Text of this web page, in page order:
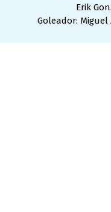
Erik
Goleador: Miguel